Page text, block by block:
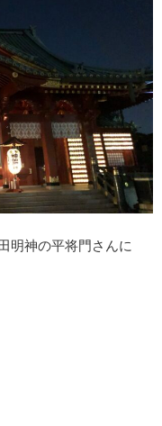
明神の平将門さんに